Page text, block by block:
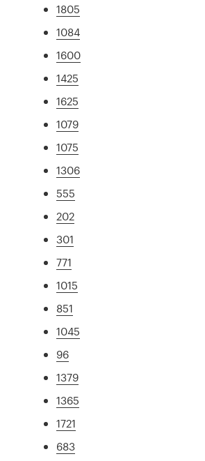
1805
1084
1600
1425
1625
1079
1075
1306
555
202
301
771
1015
851
1045
96
1379
1365
1721
683